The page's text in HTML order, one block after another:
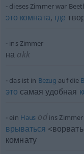
dieses Zimmer war
это комната, где
ins Zimmer
на akk
das ist in Bezug auf die
это самая удобная
ein Haus odins Zimmer
врываться
комнату